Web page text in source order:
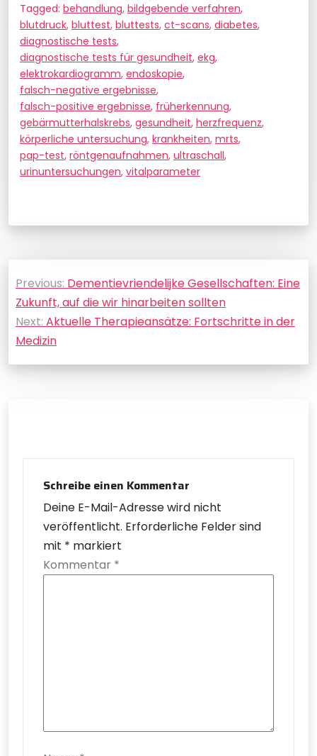
Tagged: behandlung, bildgebende verfahren,
blutdruck, bluttest, bluttests, ct-scans, diabetes,
diagnostische tests,
diagnostische tests für gesundheit, ekg,
elektrokardiogramm, endoskopie,
falsch-negative ergebnisse,
falsch-positive ergebnisse, früherkennung,
gebärmutterhalskrebs, gesundheit, herzfrequenz,
körperliche untersuchung, krankheiten, mrts,
pap-test, röntgenaufnahmen, ultraschall,
urinuntersuchungen, vitalparameter
Beitragsnavigation
Previous: Dementievriendelijke Gesellschaften: Eine
Zukunft, auf die wir hinarbeiten sollten
Next: Aktuelle Therapieansätze: Fortschritte in der
Medizin
Schreibe einen Kommentar
Deine E-Mail-Adresse wird nicht
veröffentlicht. Erforderliche Felder sind
mit * markiert
Kommentar *